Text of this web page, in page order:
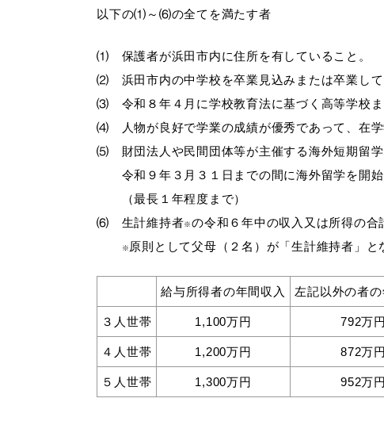
気象情報リンク集
ごみ分別早見表
浜田市観光協会ポータルサイト「は
以下の⑴～⑹の全てを満たす者
⑴ 保護者が浜田市内に住所を有していること。
⑵ 浜田市内の中学校を卒業見込みまたは卒業して
⑶ 令和８ 年４月に学校教育法に基づく高等学校
⑷ 人物が良好で学業の成績が優秀であって、在学
⑸ 財団法人や民間団体等が主催する海外短期留学
令和９年３月３１日までの間に海外留学を開始
（最長１年程度まで）
⑹ 生計維持者※の令和６年中の収入又は所得の合
※ 原則として父母（２名）が「生計維持者」と
給与所得者の年間収入 左記以外の者
３人世帯 1,100万円 792万円
４人世帯 1,200万円 872万円
５人世帯 1,300万円 952万円